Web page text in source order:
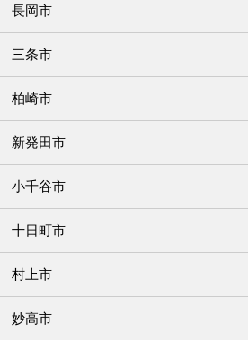
長岡市
三条市
柏崎市
新発田市
小千谷市
十日町市
村上市
妙高市